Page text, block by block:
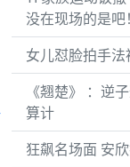
没在现场的是吧
女儿怼脸拍手
《翘楚》 ：逆
算计
狂飙名场面 安